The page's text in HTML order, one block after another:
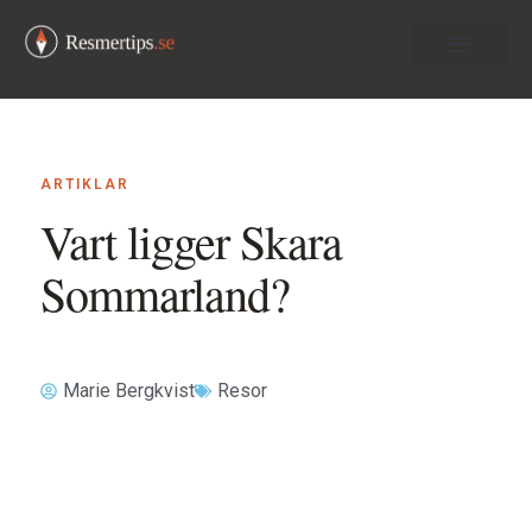
ARTIKLAR
Vart ligger Skara
Sommarland?
Marie Bergkvist Resor